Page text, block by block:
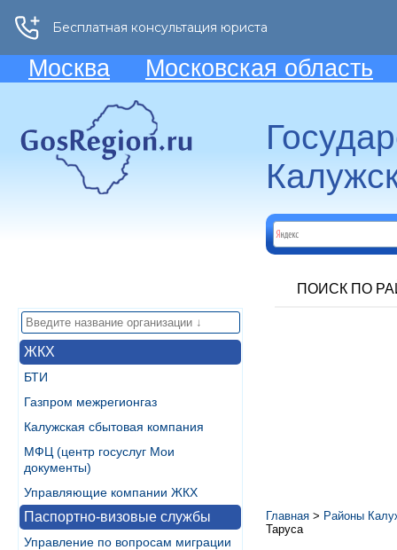
Москва Московская область
ПОИСК ПО
ЖКХ
БТИ
Газпром межрегионгаз
Калужская сбытовая компания
МФЦ (центр госуслуг Мои
документы)
Управляющие компании ЖКХ
Паспортно-визовые службы
Управление по вопросам миграции
Главная > Районы
Таруса